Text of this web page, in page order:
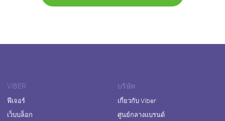
VIBER
ฟีเจอร์
เว็บบล็อก
บริษัท
เกี่ยวกับ Viber
ศูนย์กลางแบรนด์